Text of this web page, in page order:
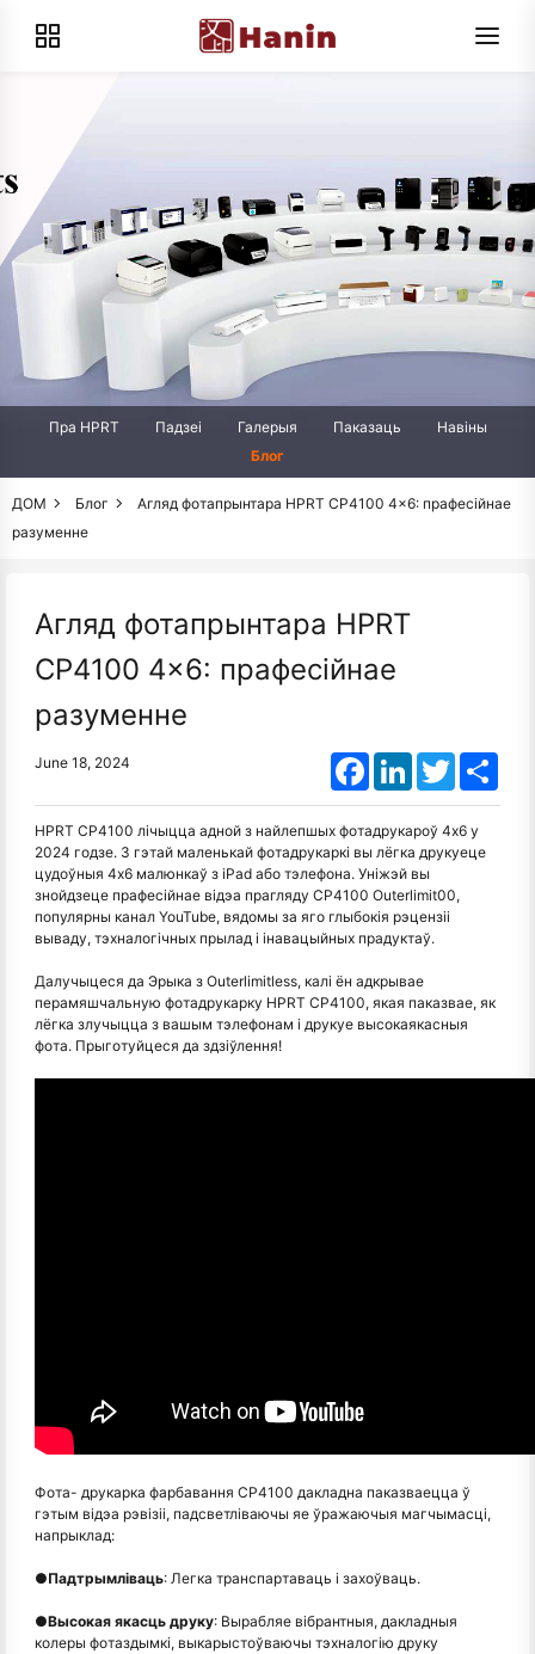
Пра HPRT Падзеі Галерыя Паказаць
Навіны
Блог
ДОМ Блог
Агляд фотапрынтара HPRT CP4100 4x6: прафесійнае
разуменне
Агляд фотапрынтара HPRT
CP4100 4x6: прафесійнае
разуменне
June 18, 2024 FacebookLinkedInTwitter
HPRT CP4100 лічыцца адной з найлепшых фотадрукароў 4x6 у
2024 годзе. З гэтай маленькай фотадрукаркі вы лёгка друкуеце
цудоўныя 4x6 малюнкаў з iPad або тэлефона. Уніжэй вы
знойдзеце прафесійнае відэа прагляду CP4100 Outerlimit00,
популярны канал YouTube, вядомы за яго глыбокія рэцензіі
вываду, тэхналогічных прылад і інавацыйных прадуктаў.
Далучыцеся да Эрыка з Outerlimitless, калі ён адкрывае
перамяшчальную фотадрукарку HPRT CP4100, якая паказвае, як
лёгка злучыцца з вашым тэлефонам і друкуе высокаякасныя
фота. Прыготуйцеся да здзіўлення!
Фота- друкарка фарбавання CP4100 дакладна паказваецца ў
гэтым відэа рэвізіі, падсветліваючы яе ўражаючыя магчымасці,
напрыклад:
●Падтрымліваць: Легка транспартаваць і захоўваць.
●Высокая якасць друку: Вырабляе вібрантныя, дакладныя
колеры фотаздымкі, выкарыстоўваючы тэхналогію друку